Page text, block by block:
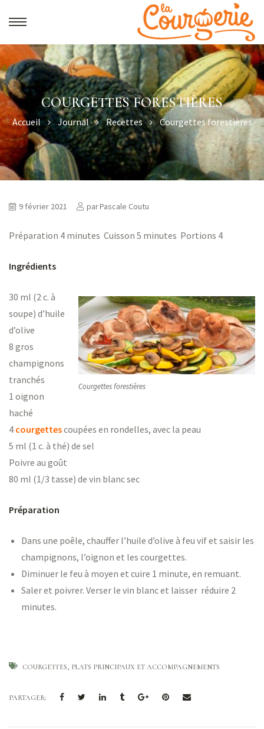
COURGETTES FORESTIÈRES
Accueil Journal Recettes Courgettes forestières
9 février 2021 parPascale Coutu
Préparation 4 minutes Cuisson 5 minutes Portions 4
Ingrédients
Courgettes forestières
30 ml (2 c. à
soupe) d’huile
d’olive
8 gros
champignons
tranchés
1 oignon
haché
4 courgettescoupées en rondelles, avec la peau
5 ml (1 c. à thé) de sel
Poivre au goût
80 ml (1/3 tasse) de vin blanc sec
Préparation
Dans une poêle, chauffer l’huile d’olive à feu vif et saisir les
champignons, l’oignon et les courgettes.
Diminuer le feu à moyen et cuire 1 minute, en remuant.
Saler et poivrer. Verser le vin blanc et laisser réduire 2
minutes.
COURGETTES PLATS PRINCIPAUX ET ACCOMPAGNEMENTS
PARTAGER: